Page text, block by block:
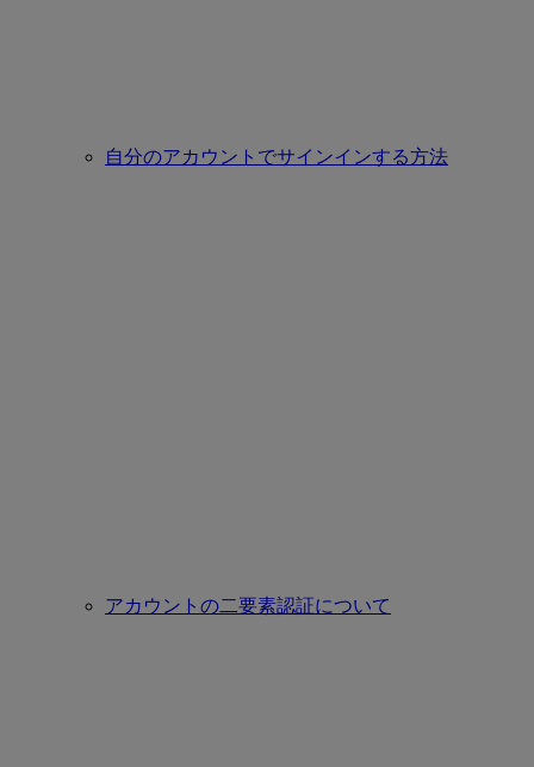
自分のアカウントでサインインする方法
アカウントの二要素認証について